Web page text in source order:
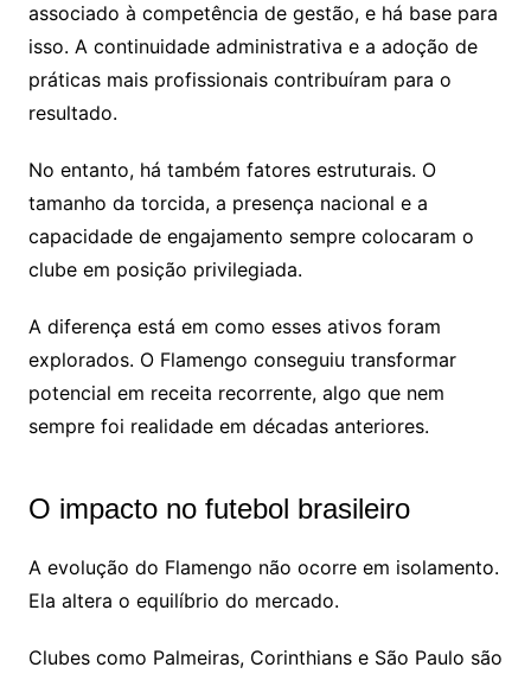
associado à competência de gestão, e há base para
isso. A continuidade administrativa e a adoção de
práticas mais profissionais contribuíram para o
resultado.
No entanto, há também fatores estruturais. O
tamanho da torcida, a presença nacional e a
capacidade de engajamento sempre colocaram o
clube em posição privilegiada.
A diferença está em como esses ativos foram
explorados. O Flamengo conseguiu transformar
potencial em receita recorrente, algo que nem
sempre foi realidade em décadas anteriores.
O impacto no futebol brasileiro
A evolução do Flamengo não ocorre em isolamento.
Ela altera o equilíbrio do mercado.
Clubes como Palmeiras, Corinthians e São Paulo são